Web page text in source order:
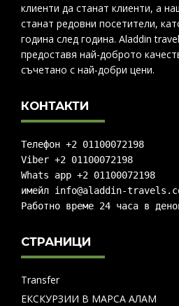
клиенти да станат клиенти, а
станат редовни посетители,
година след година. Aladdin
предоставя най-доброто
съчетано с най-добри цени.
КОНТАКТИ
Телефон +2 01100072198
Viber +2 01100072198
Whats app +2 01100072198
имейл info@aladdin-
Работно време 24 часа в
СТРАНИЦИ
Transfer
ЕКСКУРЗИИ В МАРСА АЛАМ